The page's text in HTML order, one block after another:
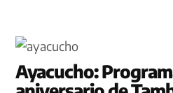
Ayacucho: